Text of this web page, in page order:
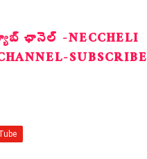
ఛానెల్ -NECCHELI
SUBSCRIBE